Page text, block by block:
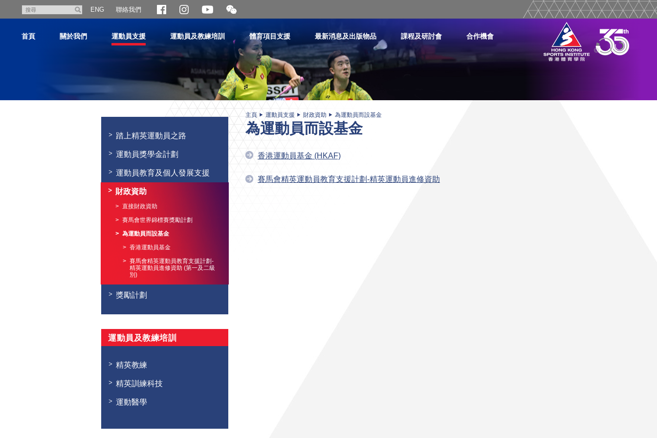
尋
ENG 聯絡我們
開
合
二
維
首頁 關於我們 運動員支援 運動員及教練培訓 體育項目支援 最新消息及出版物品 課程及研討會 合作機會
踏上精英運動員之路
運動員獎學金計劃
運動員教育及個人發展支援
財政資助
直接財政資助
賽馬會世界錦標賽獎勵計劃
為運動員而設基金
香港運動員基金
賽馬會精英運動員教育支援計劃-
精英運動員進修資助 (第一及二級
別)
獎勵計劃
運動員及教練培訓
精英教練
精英訓練科技
運動醫學
主頁 運動員支援 財政資助 為運動員而設基金
為運動員而設基金
香港運動員基金 (HKAF)
賽馬會精英運動員教育支援計劃-精英運動員進修資助